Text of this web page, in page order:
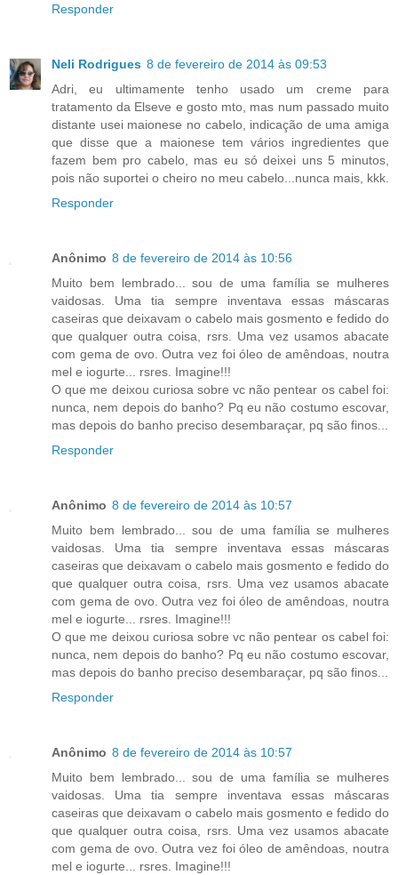
Responder
Neli Rodrigues 8 de fevereiro de 2014 às 09:53
Adri, eu ultimamente tenho usado um creme para
tratamento da Elseve e gosto mto, mas num passado muito
distante usei maionese no cabelo, indicação de uma amiga
que disse que a maionese tem vários ingredientes que
fazem bem pro cabelo, mas eu só deixei uns 5 minutos,
pois não suportei o cheiro no meu cabelo...nunca mais, kkk.
Responder
Anônimo 8 de fevereiro de 2014 às 10:56
Muito bem lembrado... sou de uma família se mulheres
vaidosas. Uma tia sempre inventava essas máscaras
caseiras que deixavam o cabelo mais gosmento e fedido do
que qualquer outra coisa, rsrs. Uma vez usamos abacate
com gema de ovo. Outra vez foi óleo de amêndoas, noutra
mel e iogurte... rsres. Imagine!!!
O que me deixou curiosa sobre vc não pentear os cabel foi:
nunca, nem depois do banho? Pq eu não costumo escovar,
mas depois do banho preciso desembaraçar, pq são finos...
Responder
Anônimo 8 de fevereiro de 2014 às 10:57
Muito bem lembrado... sou de uma família se mulheres
vaidosas. Uma tia sempre inventava essas máscaras
caseiras que deixavam o cabelo mais gosmento e fedido do
que qualquer outra coisa, rsrs. Uma vez usamos abacate
com gema de ovo. Outra vez foi óleo de amêndoas, noutra
mel e iogurte... rsres. Imagine!!!
O que me deixou curiosa sobre vc não pentear os cabel foi:
nunca, nem depois do banho? Pq eu não costumo escovar,
mas depois do banho preciso desembaraçar, pq são finos...
Responder
Anônimo 8 de fevereiro de 2014 às 10:57
Muito bem lembrado... sou de uma família se mulheres
vaidosas. Uma tia sempre inventava essas máscaras
caseiras que deixavam o cabelo mais gosmento e fedido do
que qualquer outra coisa, rsrs. Uma vez usamos abacate
com gema de ovo. Outra vez foi óleo de amêndoas, noutra
mel e iogurte... rsres. Imagine!!!